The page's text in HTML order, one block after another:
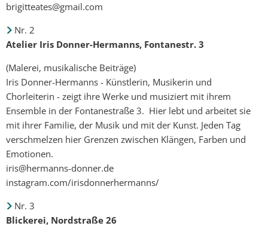
brigitteates@gmail.com
Nr. 2
Atelier Iris Donner-Hermanns, Fontanestr. 3
(Malerei, musikalische Beiträge)
Iris Donner-Hermanns - Künstlerin, Musikerin und
Chorleiterin - zeigt ihre Werke und musiziert mit ihrem
Ensemble in der Fontanestraße 3. Hier lebt und arbeitet sie
mit ihrer Familie, der Musik und mit der Kunst. Jeden Tag
verschmelzen hier Grenzen zwischen Klängen, Farben und
Emotionen.
iris@hermanns-donner.de
instagram.com/irisdonnerhermanns/
Nr. 3
Blickerei, Nordstraße 26